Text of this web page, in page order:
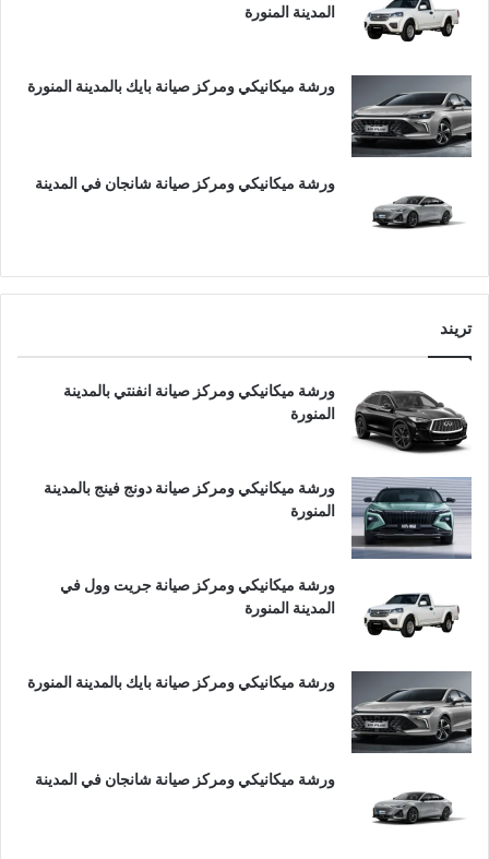
المدينة المنورة
ورشة ميكانيكي ومركز صيانة بايك بالمدينة المنورة
ورشة ميكانيكي ومركز صيانة شانجان في المدينة
تريند
ورشة ميكانيكي ومركز صيانة انفنتي بالمدينة
المنورة
ورشة ميكانيكي ومركز صيانة دونج فينج بالمدينة
المنورة
ورشة ميكانيكي ومركز صيانة جريت وول في
المدينة المنورة
ورشة ميكانيكي ومركز صيانة بايك بالمدينة المنورة
ورشة ميكانيكي ومركز صيانة شانجان في المدينة